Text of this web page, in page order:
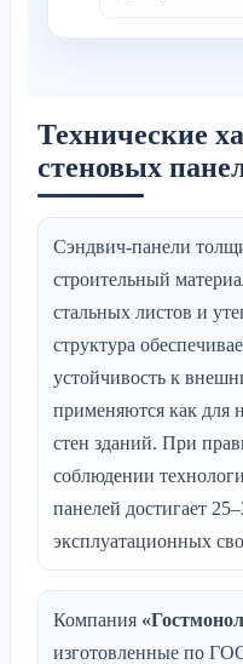
Технические
стеновых
Сэндвич-панели
строительный
стальных листов и
структура
устойчивость к
применяются как для
стен зданий. При
соблюдении
панелей достигает
эксплуатационных
Компания
изготовленные по